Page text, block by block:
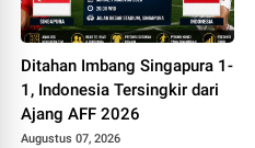
Ditahan Imbang Singapura 1-
1, Indonesia Tersingkir dari
Ajang AFF 2026
Augustus 07, 2026